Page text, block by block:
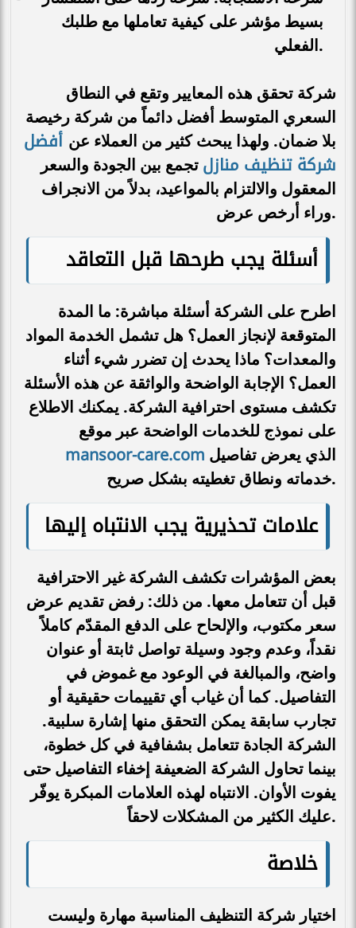
بسيط مؤشر على كيفية تعاملها مع طلبك
الفعلي.
شركة تحقق هذه المعايير وتقع في النطاق
السعري المتوسط أفضل دائماً من شركة رخيصة
بلا ضمان. ولهذا يبحث كثير من العملاء عن أفضل
شركة تنظيف منازل تجمع بين الجودة والسعر
المعقول والالتزام بالمواعيد، بدلاً من الانجراف
وراء أرخص عرض.
أسئلة يجب طرحها قبل التعاقد
اطرح على الشركة أسئلة مباشرة: ما المدة
المتوقعة لإنجاز العمل؟ هل تشمل الخدمة المواد
والمعدات؟ ماذا يحدث إن تضرر شيء أثناء
العمل؟ الإجابة الواضحة والواثقة عن هذه الأسئلة
تكشف مستوى احترافية الشركة. يمكنك الاطلاع
على نموذج للخدمات الواضحة عبر موقع
mansoor-care.com
خدماته ونطاق تغطيته بشكل صريح.
علامات تحذيرية يجب الانتباه إليها
بعض المؤشرات تكشف الشركة غير الاحترافية
قبل أن تتعامل معها. من ذلك: رفض تقديم عرض
سعر مكتوب، والإلحاح على الدفع المقدّم كاملاً
نقداً، وعدم وجود وسيلة تواصل ثابتة أو عنوان
واضح، والمبالغة في الوعود مع غموض في
التفاصيل. كما أن غياب أي تقييمات حقيقية أو
تجارب سابقة يمكن التحقق منها إشارة سلبية.
الشركة الجادة تتعامل بشفافية في كل خطوة،
بينما تحاول الشركة الضعيفة إخفاء التفاصيل حتى
يفوت الأوان. الانتباه لهذه العلامات المبكرة يوفّر
عليك الكثير من المشكلات لاحقاً.
خلاصة
اختيار شركة التنظيف المناسبة مهارة وليست